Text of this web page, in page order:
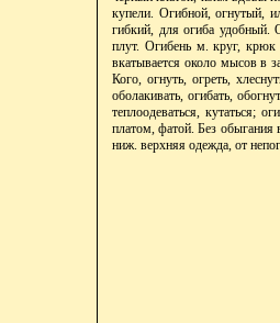
купели. Огибной, огнутый,
гибкий, для огиба удобный.
плут. Огибень м. круг, крюк
вкатывается около мысов в
Кого, огнуть, огреть,
оболакивать, огибать,
теплоодеваться, кутаться;
платом, фатой. Без обыгания
ниж. верхняя одежда, от